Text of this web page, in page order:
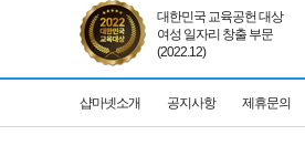
대한민국 교육공헌 대상
여성 일자리 창출 부문
(2022.12)
샵마넷소개 공지사항 제휴문의